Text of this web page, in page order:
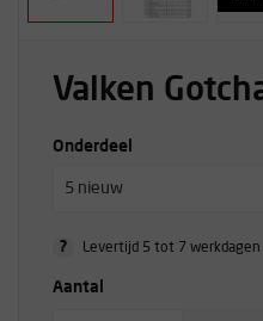
Valken
Onderdeel
5 nieuw
? Levertijd 5 tot 7 werkdagen
Aantal